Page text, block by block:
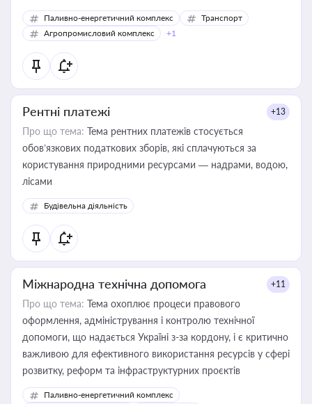
Паливно-енергетичний комплекс
Транспорт
Агропромисловий комплекс
+1
Рентні платежі +13
Про що тема: Тема рентних платежів стосується
обов’язкових податкових зборів, які сплачуються за
користування природними ресурсами — надрами, водою,
лісами
Будівельна діяльність
Міжнародна технічна допомога +11
Про що тема: Тема охоплює процеси правового
оформлення, адміністрування і контролю технічної
допомоги, що надається Україні з-за кордону, і є критично
важливою для ефективного використання ресурсів у сфері
розвитку, реформ та інфраструктурних проєктів
Паливно-енергетичний комплекс